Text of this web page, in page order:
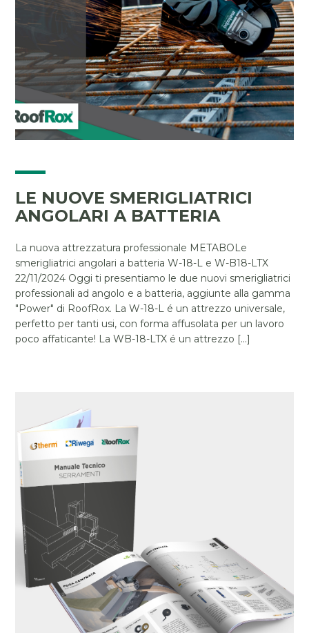
LE NUOVE SMERIGLIATRICI
ANGOLARI A BATTERIA
La nuova attrezzatura professionale METABOLe
smerigliatrici angolari a batteria W-18-L e W-B18-LTX
22/11/2024 Oggi ti presentiamo le due nuovi smerigliatrici
professionali ad angolo e a batteria, aggiunte alla gamma
"Power" di RoofRox. La W-18-L é un attrezzo universale,
perfetto per tanti usi, con forma affusolata per un lavoro
poco affaticante! La WB-18-LTX é un attrezzo [...]